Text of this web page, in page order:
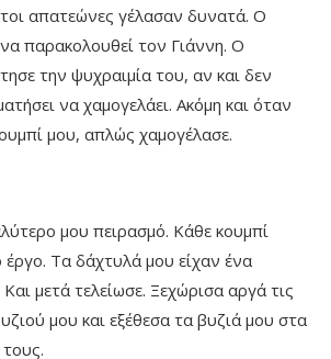
απατεώνες γέλασαν δυνατά. Ο
παρακολουθεί τον Γιάννη. Ο
την ψυχραιμία του, αν και δεν
να χαμογελάει. Ακόμη και όταν
μου, απλώς χαμογέλασε.
μου πειρασμό. Κάθε κουμπί
έργο. Τα δάχτυλά μου είχαν ένα
μετά τελείωσε. Ξεχώρισα αργά τις
μου και εξέθεσα τα βυζιά μου στα